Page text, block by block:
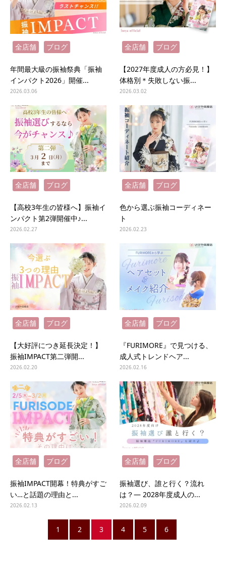
全店舗 ブログ
年間最大級の振袖祭典「振袖
インパクト2026」開催...
2026.03.06
全店舗 ブログ
【2027年度成人の方必見！】
体格別＊失敗しない振...
2026.03.02
全店舗 ブログ
【高校3年生の皆様へ】振袖イ
ンパクト第2弾開催中♪...
2026.02.27
全店舗 ブログ
色から選ぶ振袖コーディネー
ト
2026.02.23
全店舗 ブログ
【大好評につき延長決定！】
振袖IMPACT第二弾開...
2026.02.20
全店舗 ブログ
『FURIMORE』で見つける、
成人式トレンドヘア...
2026.02.16
全店舗 ブログ
振袖IMPACT開幕！特典がすご
い…と話題の理由と...
2026.02.13
全店舗 ブログ
振袖選び、誰と行く？流れ
は？― 2028年度成人の...
2026.02.09
1 2 3 4 5 6